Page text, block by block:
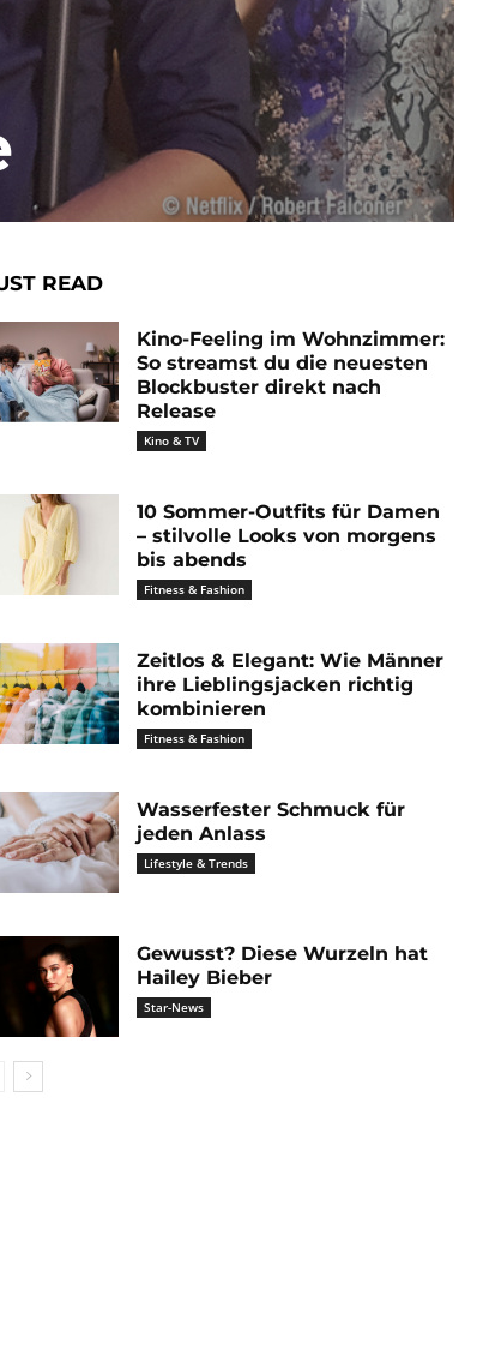
READ
Kino-Feeling im Wohnzimmer:
So streamst du die neuesten
Blockbuster direkt nach
Release
Kino & TV
10 Sommer-Outfits für Damen
– stilvolle Looks von morgens
bis abends
Fitness & Fashion
Zeitlos & Elegant: Wie Männer
ihre Lieblingsjacken richtig
kombinieren
Fitness & Fashion
Wasserfester Schmuck für
jeden Anlass
Lifestyle & Trends
Gewusst? Diese Wurzeln hat
Hailey Bieber
Star-News